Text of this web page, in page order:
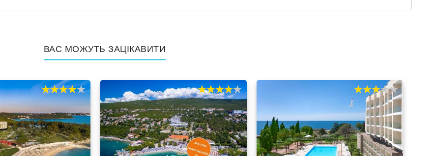
ВАС МОЖУТЬ ЗАЦІКАВИТИ
80%
% of100 80%
% of100 60%
% of 100